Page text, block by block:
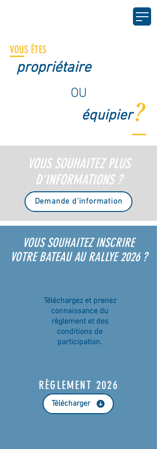
VOUS ÊTES
propriétaire
OU
équipier?
VOUS SOUHAITEZ PLUS
D'INFORMATIONS ?
Demande d'information
VOUS SOUHAITEZ INSCRIRE
VOTRE BATEAU AU RALLYE 2026 ?
Téléchargez et prenez
connaissance du
règlement et des
conditions de
participation.
RÈGLEMENT 2026
Télécharger